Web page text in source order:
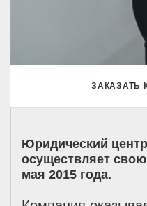
ЗАКАЗАТЬ
Юридический
осуществляет
мая 2015 года.